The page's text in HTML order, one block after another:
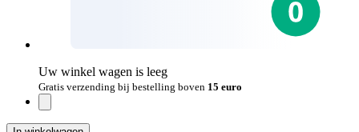
Uw winkel wagen is leeg
Gratis verzending bij bestelling boven 15 euro